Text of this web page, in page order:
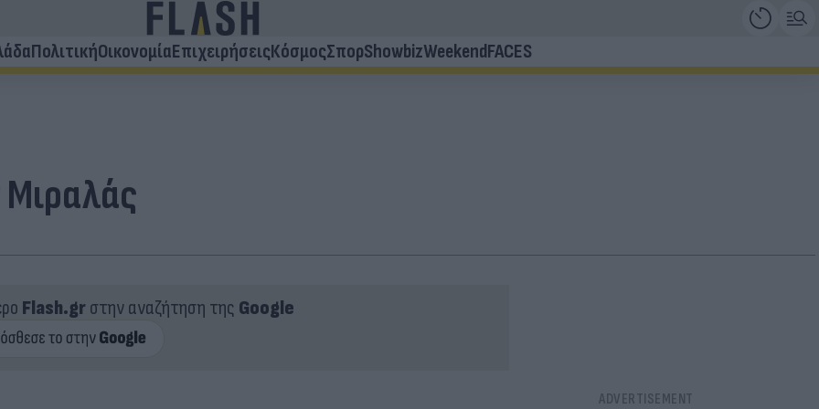
ΠολιτικήΟικονομίαΕπιχειρήσειςΚόσμοςΣπορShowbizWeekendFACES
Flash.grστην αναζήτηση της Google